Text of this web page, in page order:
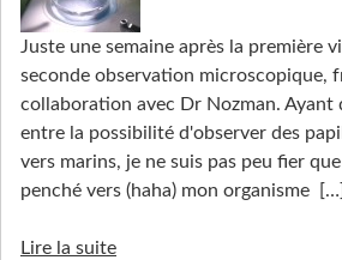
Juste une semaine après la première
seconde observation microscopique,
collaboration avec Dr Nozman. Ayant
entre la possibilité d'observer des
vers marins, je ne suis pas peu fier
penché vers (haha) mon organisme
[…]
Lire la suite